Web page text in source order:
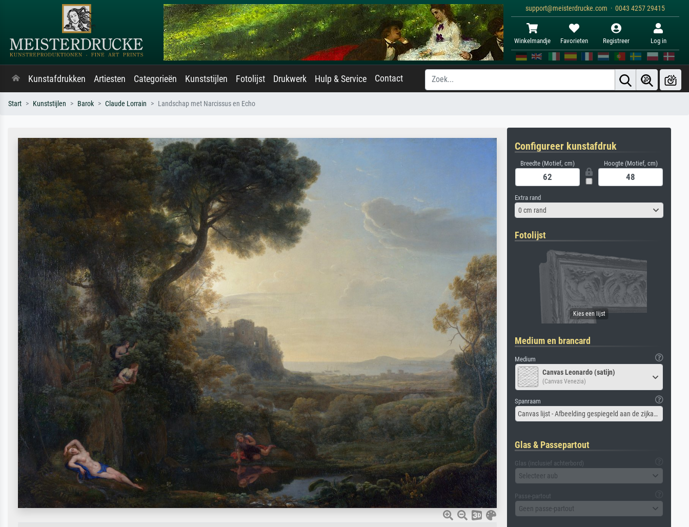
support@meisterdrucke.com · 0043 4257 29415
Winkelmandje Favorieten Registreer Log in
Kunstafdrukken Artiesten Categorieën Kunststijlen Fotolijst Drukwerk Hulp & Service Contact
Start Kunststijlen Barok Claude Lorrain Landschap met Narcissus en Echo
Configureer kunstafdruk
Breedte (Motief, cm) Hoogte (Motief, cm)
Extra rand
0 cm rand
Fotolijst
Medium en brancard
Medium
Canvas Leonardo (satijn)
(Canvas Venezia)
Spanraam
Canvas lijst - Afbeelding gespiegeld aan de zijkant
Glas & Passepartout
Glas (inclusief achterbord)
Selecteer aub
Passe-partout
Geen passe-partout